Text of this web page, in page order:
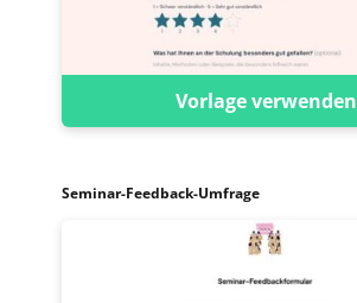
Vorlage verwenden
Seminar-Feedback-Umfrage